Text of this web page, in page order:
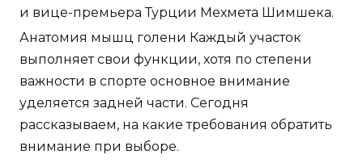
и вице-премьера Турции Мехмета Шимшека.
Анатомия мышц голени Каждый участок
выполняет свои функции, хотя по степени
важности в спорте основное внимание
уделяется задней части. Сегодня
рассказываем, на какие требования обратить
внимание при выборе.